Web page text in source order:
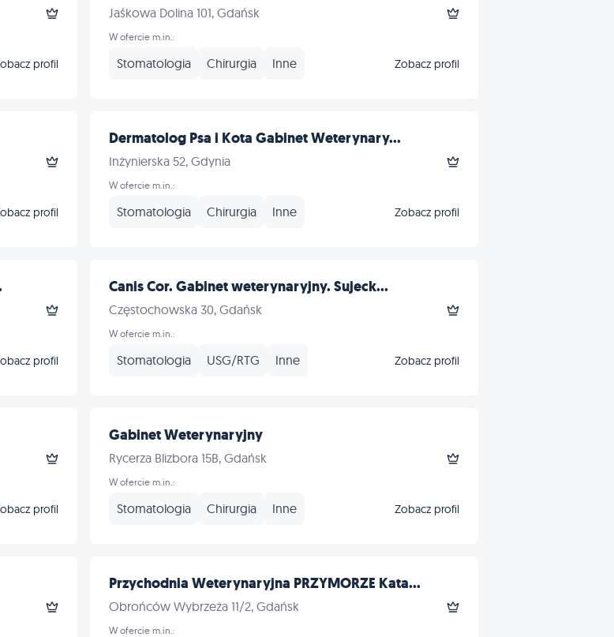
profil
Jaśkowa Dolina 101, Gdańsk
W ofercie m.in.:
Stomatologia Chirurgia Inne Zobacz profil
profil
Dermatolog Psa i Kota Gabinet Weterynary...
Inżynierska 52, Gdynia
W ofercie m.in.:
Stomatologia Chirurgia Inne Zobacz profil
profil
Canis Cor. Gabinet weterynaryjny. Sujeck...
Częstochowska 30, Gdańsk
W ofercie m.in.:
Stomatologia USG/RTG Inne Zobacz profil
profil
Gabinet Weterynaryjny
Rycerza Blizbora 15B, Gdańsk
W ofercie m.in.:
Stomatologia Chirurgia Inne Zobacz profil
Przychodnia Weterynaryjna PRZYMORZE Kata...
Obrońców Wybrzeża 11/2, Gdańsk
W ofercie m.in.: